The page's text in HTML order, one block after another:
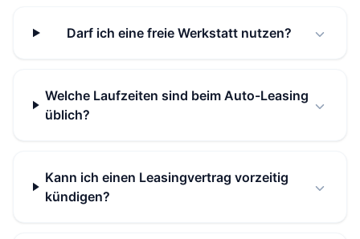
Darf ich eine freie Werkstatt nutzen?
Welche Laufzeiten sind beim Auto-Leasing
üblich?
Kann ich einen Leasingvertrag vorzeitig
kündigen?